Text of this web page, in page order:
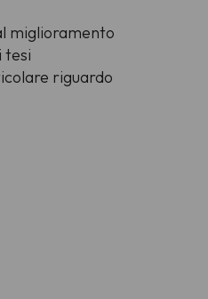
miglioramento
tesi
riguardo